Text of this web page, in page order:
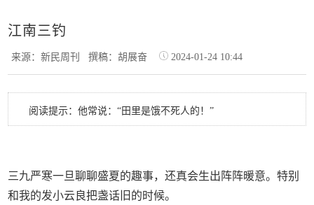
江南三钓
来源：新民周刊撰稿：胡展奋 2024-01-24 10:44
阅读提示：他常说：“田里是饿不死人的！”
三九严寒一旦聊聊盛夏的趣事，还真会生出阵阵暖意。特别
和我的发小云良把盏话旧的时候。